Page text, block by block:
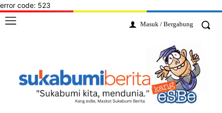
error code: 523
Masuk / Bergabung